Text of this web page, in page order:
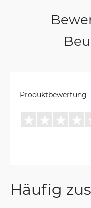
Produktbewertung
Häufig